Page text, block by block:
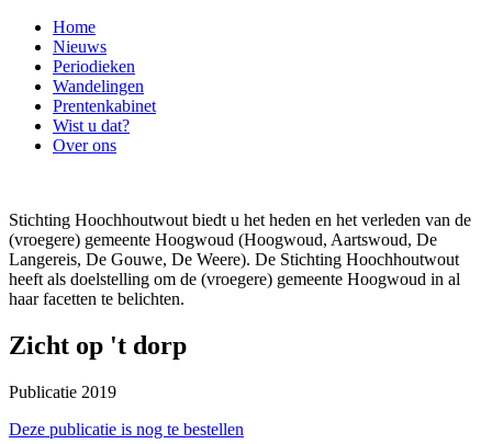
Home
Nieuws
Periodieken
Wandelingen
Prentenkabinet
Wist u dat?
Over ons
Stichting Hoochhoutwout biedt u het heden en het verleden van de
(vroegere) gemeente Hoogwoud (Hoogwoud, Aartswoud, De
Langereis, De Gouwe, De Weere). De Stichting Hoochhoutwout
heeft als doelstelling om de (vroegere) gemeente Hoogwoud in al
haar facetten te belichten.
Zicht op 't dorp
Publicatie 2019
Deze publicatie is nog te bestellen